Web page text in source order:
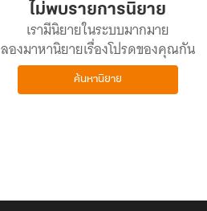
ไม่พบรายการนิยาย
เรามีนิยายในระบบมากมาย
ลองมาหานิยายเรื่องโปรดของคุณกัน
ค้นหานิยาย